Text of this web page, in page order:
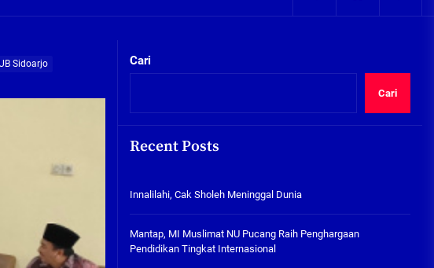
SDN Gilang II Tulangan
Mantap, MI Muslimat NU
Pucang Raih Penghargaan
Pendidikan Tingkat
Internasional
Minta Ada Pakta Integritas
Sidoarjo
Cari
Cari
Recent Posts
Innalilahi, Cak Sholeh Meninggal Dunia
Mantap, MI Muslimat NU Pucang Raih Penghargaan
Pendidikan Tingkat Internasional